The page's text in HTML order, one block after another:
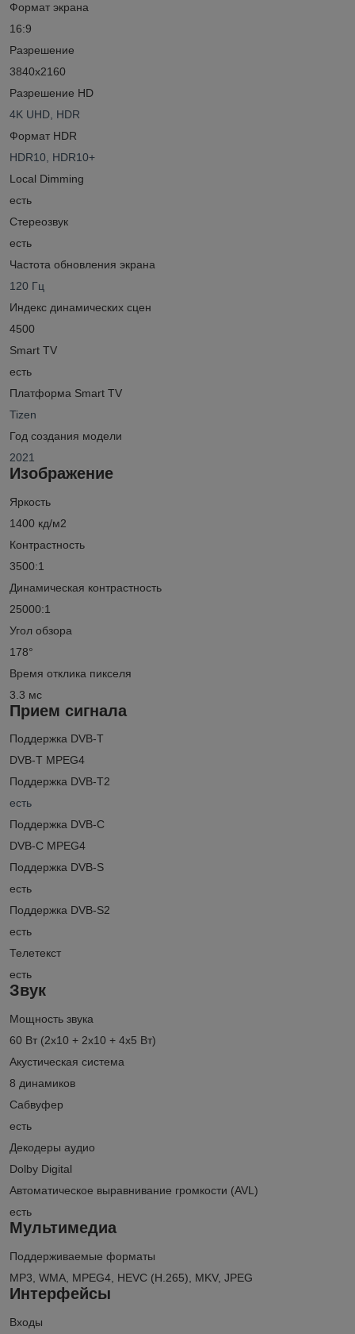
Формат экрана
16:9
Разрешение
3840x2160
Разрешение HD
4K UHD, HDR
Формат HDR
HDR10, HDR10+
Local Dimming
есть
Стереозвук
есть
Частота обновления экрана
120 Гц
Индекс динамических сцен
4500
Smart TV
есть
Платформа Smart TV
Tizen
Год создания модели
2021
Изображение
Яркость
1400 кд/м2
Контрастность
3500:1
Динамическая контрастность
25000:1
Угол обзора
178°
Время отклика пикселя
3.3 мс
Прием сигнала
Поддержка DVB-T
DVB-T MPEG4
Поддержка DVB-T2
есть
Поддержка DVB-C
DVB-C MPEG4
Поддержка DVB-S
есть
Поддержка DVB-S2
есть
Телетекст
есть
Звук
Мощность звука
60 Вт (2х10 + 2х10 + 4х5 Вт)
Акустическая система
8 динамиков
Сабвуфер
есть
Декодеры аудио
Dolby Digital
Автоматическое выравнивание громкости (AVL)
есть
Мультимедиа
Поддерживаемые форматы
MP3, WMA, MPEG4, HEVC (H.265), MKV, JPEG
Интерфейсы
Входы